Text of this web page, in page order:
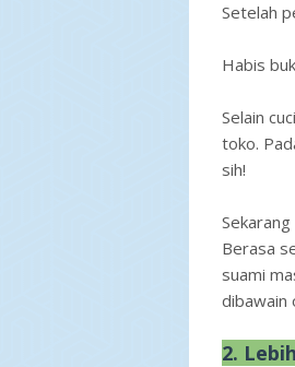
Setelah
Habis
Selain
toko.
sih!
Berasa
suami
dibawain
2.